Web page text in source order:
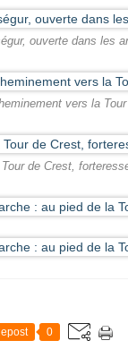
ouverte dans les
vers la Tour
de Crest,
0